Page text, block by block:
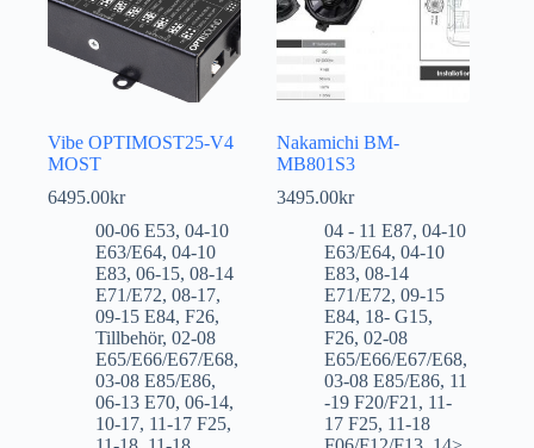
Vibe OPTIMOST25-V4
MOST
6495.00kr
00-06 E53, 04-10
E63/E64, 04-10
E83, 06-15, 08-14
E71/E72, 08-17,
09-15 E84, F26,
Tillbehör, 02-08
E65/E66/E67/E68,
03-08 E85/E86,
06-13 E70, 06-14,
10-17, 11-17 F25,
Nakamichi BM-
MB801S3
3495.00kr
04 - 11 E87,04-10
E63/E64,04-10
E83,08-14
E71/E72,09-15
E84, 18- G15,
F26,02-08
E65/E66/E67/E68,
03-08 E85/E86, 11
-19 F20/F21 , 11-
17 F25, 11-18